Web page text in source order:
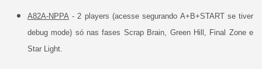
A82A-NPPA- 2 players (acesse segurando A+B+START se tiver
debug mode) só nas fases Scrap Brain, Green Hill, Final Zone e
Star Light.